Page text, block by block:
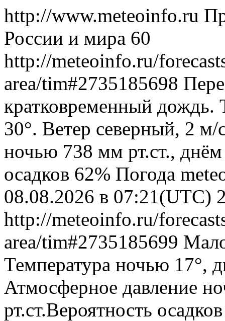
http://www.meteoinfo.ru
России и мира 60
http://meteoinfo.ru/
area/tim#2735185698
кратковременный дождь.
30°. Ветер северный, 2
ночью 738 мм рт.ст.,
осадков 62% Погода
08.08.2026 в 07:21(UTC)
http://meteoinfo.ru/
area/tim#2735185699
Температура ночью 17°,
Атмосферное давление
рт.ст.Вероятность